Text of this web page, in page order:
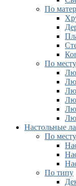
По
По месту
Настольные
По месту
По типу